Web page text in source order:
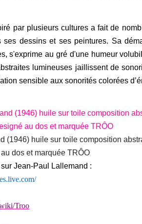
par plusieurs cultures a fait de
ses dessins et ses peintures. Sa
s'exprime au gré d'une humeur
lumineuses jaillissent de
sensible aux sonorités colorées
(1946) huile sur toile composition
dos et marquée TRÔO
Jean-Paul Lallemand :
Troo